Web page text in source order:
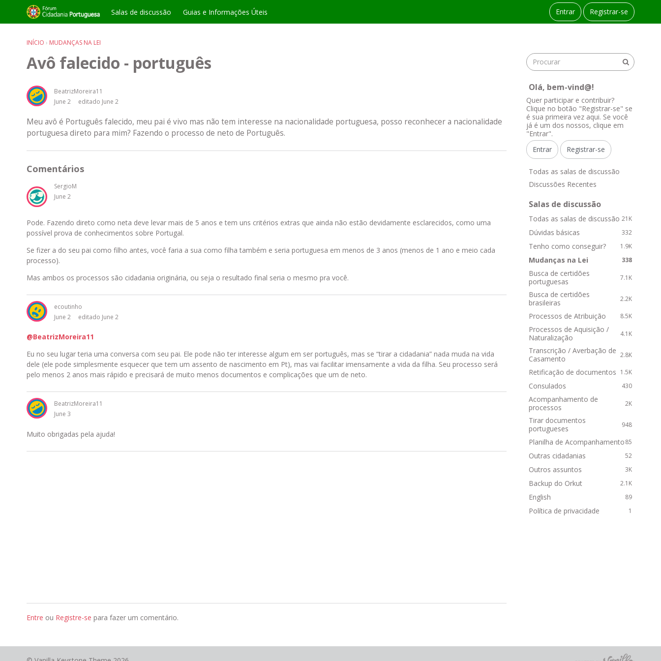
Salas de discussão Guias e Informações Úteis Entrar Registrar-se
INÍCIO › MUDANÇAS NA LEI
Avô falecido - português
BeatrizMoreira11
June 2
editado June 2
Meu avô é Português falecido, meu pai é vivo mas não tem interesse na nacionalidade portuguesa, posso reconhecer a nacionalidade
portuguesa direto para mim? Fazendo o processo de neto de Português.
Comentários
SergioM
June 2
Pode. Fazendo direto como neta deve levar mais de 5 anos e tem uns critérios extras que ainda não estão devidamente esclarecidos, como uma
possível prova de conhecimentos sobre Portugal.
Se fizer a do seu pai como filho antes, você faria a sua como filha também e seria portuguesa em menos de 3 anos (menos de 1 ano e meio cada
processo).
Mas ambos os processos são cidadania originária, ou seja o resultado final seria o mesmo pra você.
ecoutinho
June 2
editado June 2
@BeatrizMoreira11
Eu no seu lugar teria uma conversa com seu pai. Ele pode não ter interesse algum em ser português, mas se “tirar a cidadania” nada muda na vida
dele (ele pode simplesmente esquecer que tem um assento de nascimento em Pt), mas vai facilitar imensamente a vida da filha. Seu processo será
pelo menos 2 anos mais rápido e precisará de muito menos documentos e complicações que um de neto.
BeatrizMoreira11
June 3
Muito obrigadas pela ajuda!
Entre ou Registre-se para fazer um comentário.
Olá, bem-vind@!
Quer participar e contribuir?
Clique no botão "Registrar-se" se
é sua primeira vez aqui. Se você
já é um dos nossos, clique em
"Entrar".
Entrar
Registrar-se
L
k
R
á
p
o
s
Todas as salas de discussão
Discussões Recentes
Salas de discussão
21K
Todas as salas de discussão
332
Dúvidas básicas
1.9K
Tenho como conseguir?
338
Mudanças na Lei
7.1K
Busca de certidões
portuguesas
2.2K
Busca de certidões
brasileiras
8.5K
Processos de Atribuição
4.1K
Processos de Aquisição /
Naturalização
2.8K
Transcrição / Averbação de
Casamento
1.5K
Retificação de documentos
430
Consulados
2K
Acompanhamento de
processos
948
Tirar documentos
portugueses
85
Planilha de Acompanhamento
52
Outras cidadanias
3K
Outros assuntos
2.1K
Backup do Orkut
89
English
1
Política de privacidade